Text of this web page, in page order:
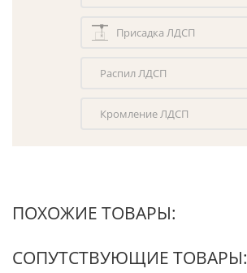
Присадка ЛДСП
Распил ЛДСП
Кромление ЛДСП
ПОХОЖИЕ ТОВАРЫ:
СОПУТСТВУЮЩИЕ ТОВАРЫ: